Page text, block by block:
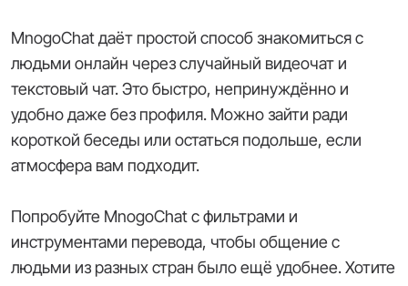
MnogoChat даёт простой способ знакомиться с
людьми онлайн через случайный видеочат и
текстовый чат. Это быстро, непринуждённо и
удобно даже без профиля. Можно зайти ради
короткой беседы или остаться подольше, если
атмосфера вам подходит.
Попробуйте MnogoChat с фильтрами и
инструментами перевода, чтобы общение с
людьми из разных стран было ещё удобнее. Хотите